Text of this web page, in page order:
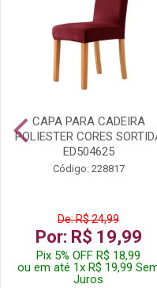
CAPA PARA CADEIRA
POLIESTER CORES
ED504625
Código: 228817
De: R$ 24,99
Por: R$ 19,99
Pix 5% OFF R$ 18,99
ou em até 1x R$ 19,99
Juros